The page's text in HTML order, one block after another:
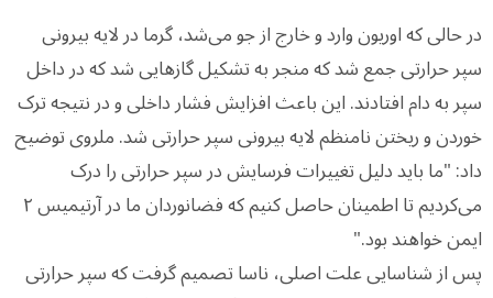
در حالی که اوریون وارد و خارج از جو می‌شد، گرما در لایه بیرونی
سپر حرارتی جمع شد که منجر به تشکیل گازهایی شد که در داخل
سپر به دام افتادند. این باعث افزایش فشار داخلی و در نتیجه ترک
خوردن و ریختن نامنظم لایه بیرونی سپر حرارتی شد. ملروی توضیح
داد: "ما باید دلیل تغییرات فرسایش در سپر حرارتی را درک
می‌کردیم تا اطمینان حاصل کنیم که فضانوردان ما در آرتیمیس ۲
ایمن خواهند بود."
پس از شناسایی علت اصلی، ناسا تصمیم گرفت که سپر حرارتی